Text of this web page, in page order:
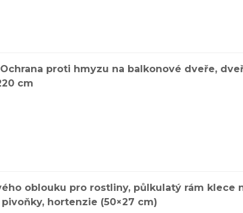
proti hmyzu na balkonové dveře,
cm
oblouku pro rostliny, půlkulatý rám klece
hortenzie (50×27 cm)